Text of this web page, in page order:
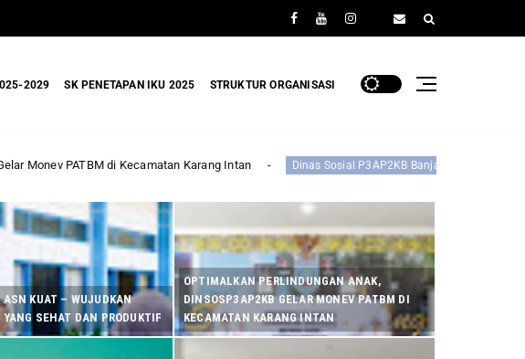
2029 SK PENETAPAN IKU 2025 STRUKTUR ORGANISASI
Karang Intan Dinas Sosial P3AP2KB Banjar Gelar Rapat Koordinasi Forum Anak Daerah
KUAT – WUJUDKAN
YANG SEHAT DAN PRODUKTIF
OPTIMALKAN PERLINDUNGAN ANAK,
DINSOSP3AP2KB GELAR MONEV PATBM DI
KECAMATAN KARANG INTAN